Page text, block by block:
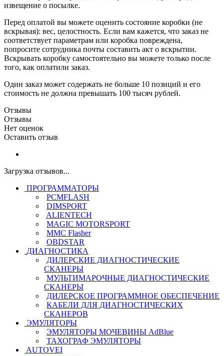
извещение о посылке.
Перед оплатой вы можете оценить состояние коробки (не
вскрывая): вес, целостность. Если вам кажется, что заказ не
соответствует параметрам или коробка повреждена,
попросите сотрудника почты составить акт о вскрытии.
Вскрывать коробку самостоятельно вы можете только после
того, как оплатили заказ.
Один заказ может содержать не больше 10 позиций и его
стоимость не должна превышать 100 тысяч рублей.
Отзывы
Отзывы
Нет оценок
Оставить отзыв
Загрузка отзывов...
ПРОГРАММАТОРЫ
PCMFLASH
DIMSPORT
ALIENTECH
MAGIC MOTORSPORT
MMC Flasher
OBDSTAR
ДИАГНОСТИКА
ДИЛЕРСКИЕ ДИАГНОСТИЧЕСКИЕ
СКАНЕРЫ
МУЛЬТИМАРОЧНЫЕ ДИАГНОСТИЧЕСКИЕ
СКАНЕРЫ
ДИЛЕРСКОЕ ПРОГРАММНОЕ ОБЕСПЕЧЕНИЕ
КАБЕЛИ ДЛЯ ДИАГНОСТИЧЕСКИХ
СКАНЕРОВ
ЭМУЛЯТОРЫ
ЭМУЛЯТОРЫ МОЧЕВИНЫ АdBlue
ТАХОГРАФ ЭМУЛЯТОРЫ
AUTOVEI